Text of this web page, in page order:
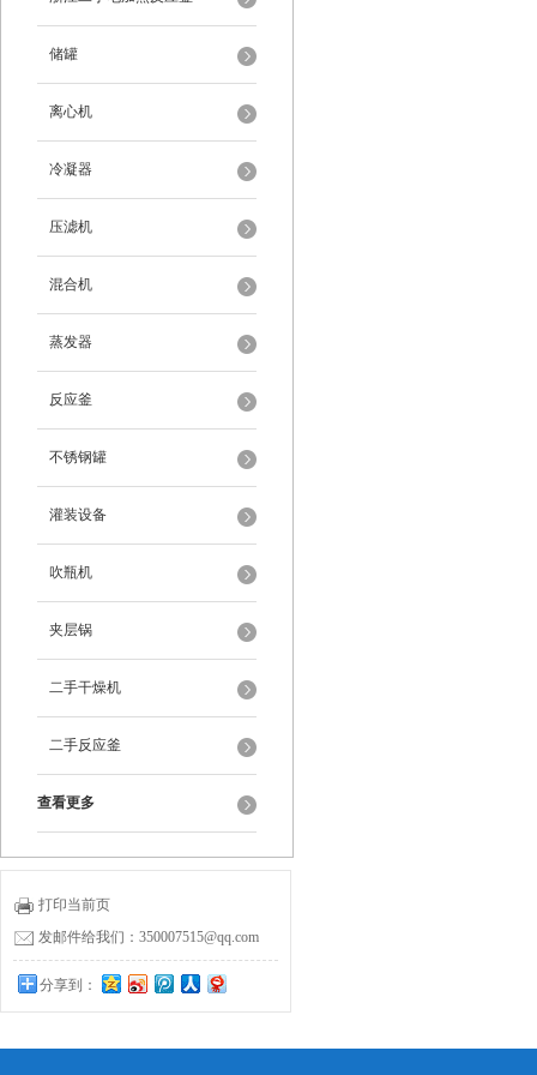
储罐
离心机
冷凝器
压滤机
混合机
蒸发器
反应釜
不锈钢罐
灌装设备
吹瓶机
夹层锅
二手干燥机
二手反应釜
查看更多
打印当前页
发邮件给我们：350007515@qq.com
分享到：